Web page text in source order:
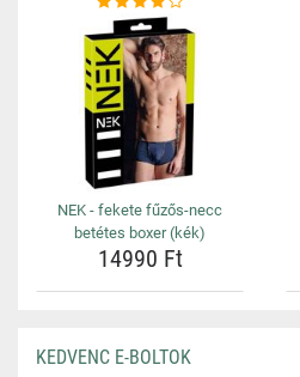
NEK - fekete fűzős-necc
betétes boxer (kék)
14990 Ft
KEDVENC E-BOLTOK